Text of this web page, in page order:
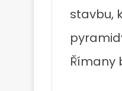
stavbu,
Římany